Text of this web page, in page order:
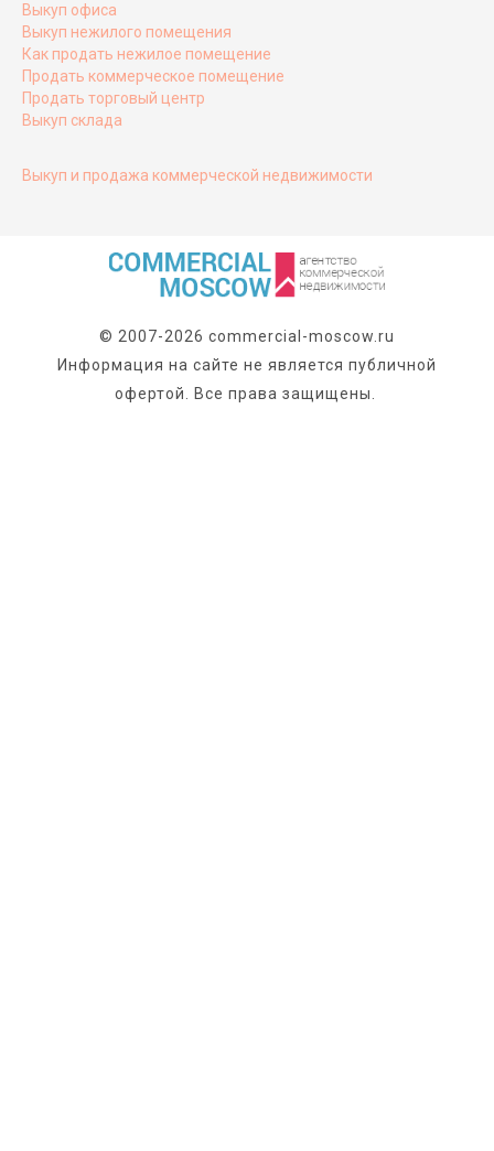
Выкуп офиса
Выкуп нежилого помещения
Как продать нежилое помещение
Продать коммерческое помещение
Продать торговый центр
Выкуп склада
Выкуп и продажа коммерческой недвижимости
© 2007-2026 commercial-moscow.ru
Информация на сайте не является публичной
офертой. Все права защищены.